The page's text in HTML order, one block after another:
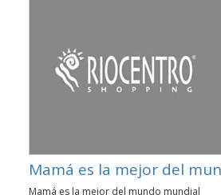
Mamá es la mejor del
Mamá es la mejor del mundo mundial